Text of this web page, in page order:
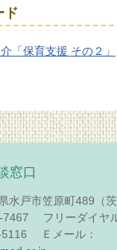
ド
「保育支援 その２」
窓口
戸市笠原町489（茨
7467 フリーダイヤ
5116 Ｅメール：